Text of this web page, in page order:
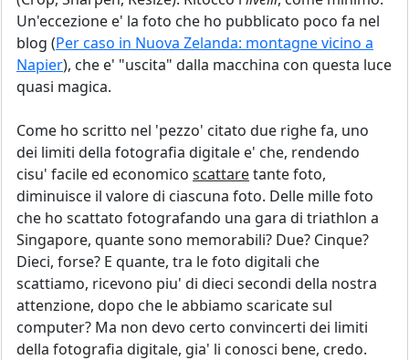
Un'eccezione e' la foto che ho pubblicato poco fa nel
blog (Per caso in Nuova Zelanda: montagne vicino a
Napier), che e' "uscita" dalla macchina con questa luce
quasi magica.
Come ho scritto nel 'pezzo' citato due righe fa, uno
dei limiti della fotografia digitale e' che, rendendo
cisu' facile ed economico scattaretante foto,
diminuisce il valore di ciascuna foto. Delle mille foto
che ho scattato fotografando una gara di triathlon a
Singapore, quante sono memorabili? Due? Cinque?
Dieci, forse? E quante, tra le foto digitali che
scattiamo, ricevono piu' di dieci secondi della nostra
attenzione, dopo che le abbiamo scaricate sul
computer? Ma non devo certo convincerti dei limiti
della fotografia digitale, gia' li conosci bene, credo.